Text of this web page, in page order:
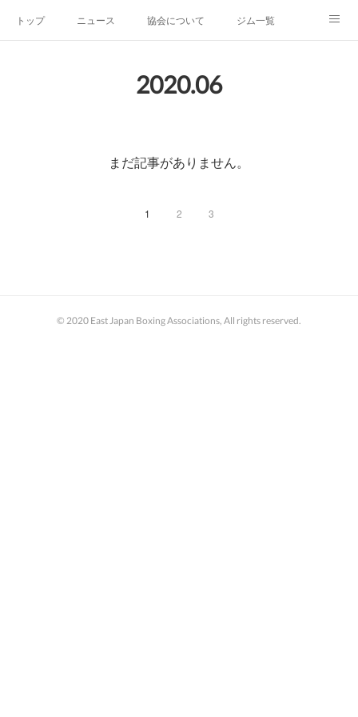
トップ ニュース 協会について ジム一覧
2020.06
まだ記事がありません。
1 2 3
© 2020 East Japan Boxing Associations, All rights reserved.